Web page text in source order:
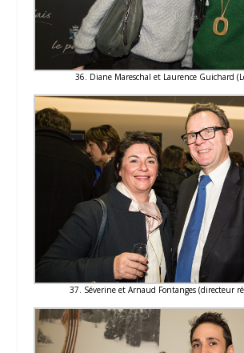
36. Diane Mareschal et Laurence Guichard
37. Séverine et Arnaud Fontanges (directeur